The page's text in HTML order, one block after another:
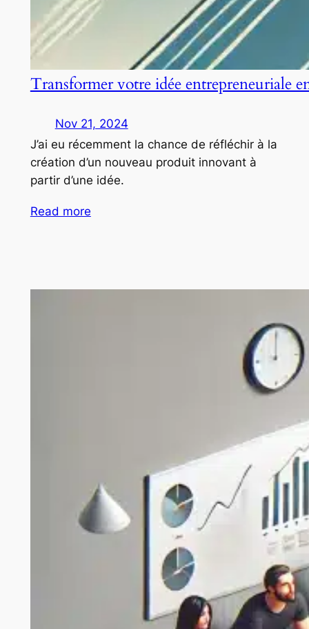
Transformer votre idée entrepreneuriale
Nov 21, 2024
J’ai eu récemment la chance de réfléchir à la
création d’un nouveau produit innovant à
partir d’une idée.
Read more